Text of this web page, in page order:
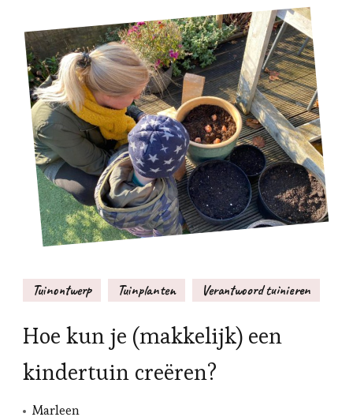
Tuinontwerp Tuinplanten Verantwoord tuinieren
Hoe kun je (makkelijk) een
kindertuin creëren?
Marleen